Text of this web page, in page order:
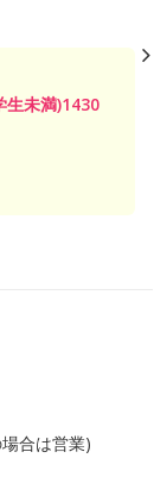
生未満)1430
合は営業)